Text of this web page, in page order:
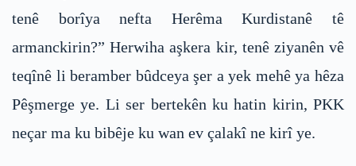
tenê borîya nefta Herêma Kurdistanê tê
armanckirin?” Herwiha aşkera kir, tenê ziyanên vê
teqînê li beramber bûdceya şer a yek mehê ya hêza
Pêşmerge ye. Li ser bertekên ku hatin kirin, PKK
neçar ma ku bibêje ku wan ev çalakî ne kirî ye.